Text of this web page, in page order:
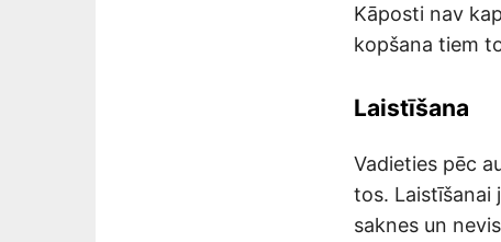
Kāposti nav
kopšana tiem
Laistīšana
Vadieties pēc
tos. Laistīšanai
saknes un